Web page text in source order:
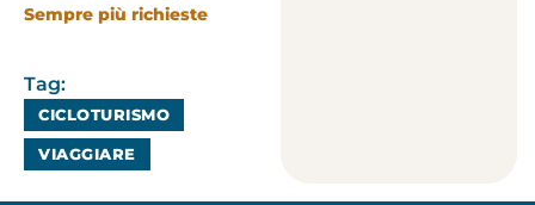
Sempre più richieste
Tag:
CICLOTURISMO
VIAGGIARE